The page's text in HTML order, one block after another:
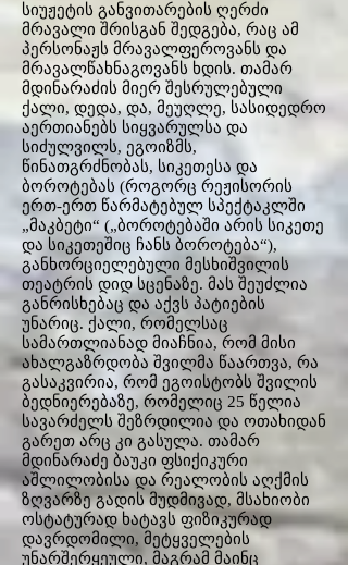
სიუჟეტის განვითარების ღერძი
მრავალი შრისგან შედგება, რაც ამ
პერსონაჟს მრავალფეროვანს და
მრავალწახნაგოვანს ხდის. თამარ
მდინარაძის მიერ შესრულებული
ქალი, დედა, და, მეუღლე, სასიდედრო
აერთიანებს სიყვარულსა და
სიძულვილს, ეგოიზმს,
წინათგრძნობას, სიკეთესა და
ბოროტებას (როგორც რეჟისორის
ერთ-ერთ წარმატებულ სპექტაკლში
„მაკბეტი“ („ბოროტებაში არის სიკეთე
და სიკეთეშიც ჩანს ბოროტება“),
განხორციელებული მესხიშვილის
თეატრის დიდ სცენაზე. მას შეუძლია
განრისხებაც და აქვს პატიების
უნარიც. ქალი, რომელსაც
სამართლიანად მიაჩნია, რომ მისი
ახალგაზრდობა შვილმა წაართვა, რა
გასაკვირია, რომ ეგოისტობს შვილის
ბედნიერებაზე, რომელიც 25 წელია
სავარძელს შეზრდილია და ოთახიდან
გარეთ არც კი გასულა. თამარ
მდინარაძე ბაუკი ფსიქიკური
აშლილობისა და რეალობის აღქმის
ზღვარზე გადის მუდმივად, მსახიობი
ოსტატურად ხატავს ფიზიკურად
დავრდომილი, მეტყველების
უნარშერყეული, მაგრამ მაინც